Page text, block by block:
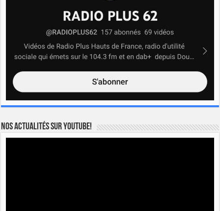
Nos actualités sur YOUTUBE!